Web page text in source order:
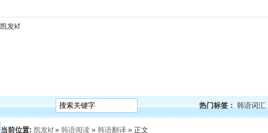
凯发kf
热门标签： 韩语词汇
当前位置: 凯发kf» 韩语阅读 » 韩语翻译 » 正文